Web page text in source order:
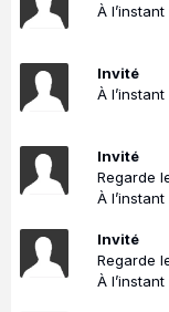
À l’instant
Invité
À l’instant
Invité
À l’instant
Invité
Regarde
À l’instant